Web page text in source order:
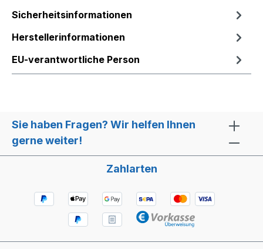
Sicherheitsinformationen
Herstellerinformationen
EU-verantwortliche Person
Sie haben Fragen? Wir helfen Ihnen
gerne weiter!
Zahlarten